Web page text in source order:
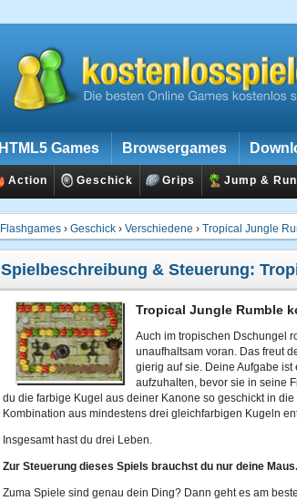
HTML5 Games Browsergames
Action Geschick Grips Jump & Run
Flashgames › Geschick › Verschiedene › Tropical Jungle
Spielbeschreibung & Steuerung:
Tropical Jungle Rumble
Auch im tropischen Dschungel
unaufhaltsam voran. Das freut
gierig auf sie. Deine Aufgabe
aufzuhalten, bevor sie in seine
du die farbige Kugel aus deiner Kanone so geschickt in
Kombination aus mindestens drei gleichfarbigen Kugeln
Insgesamt hast du drei Leben.
Zur Steuerung dieses Spiels brauchst du nur deine Maus.
Zuma Spiele sind genau dein Ding? Dann geht es am